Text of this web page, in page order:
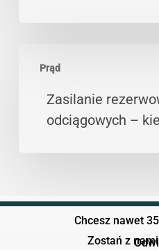
logowanie
alarmowanie
Prąd
rezerwowe
wentylatorów
odciągowych
Zasilanie
odciągowych –
Chcesz nawet
Zostań z